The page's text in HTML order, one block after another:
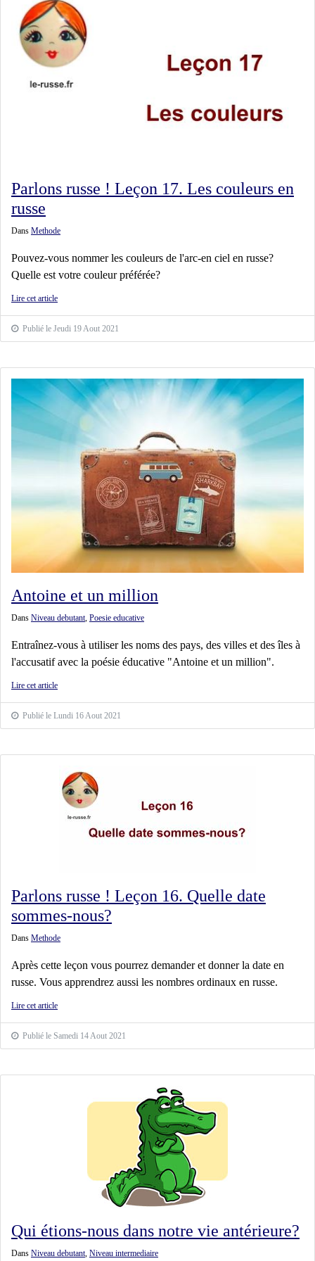
Parlons russe ! Leçon 17. Les couleurs en
russe
Dans Methode
Pouvez-vous nommer les couleurs de l'arc-en ciel en russe?
Quelle est votre couleur préférée?
Lire cet article
Publié le Jeudi 19 Aout 2021
Antoine et un million
Dans Niveau debutant, Poesie educative
Entraînez-vous à utiliser les noms des pays, des villes et des îles à
l'accusatif avec la poésie éducative "Antoine et un million".
Lire cet article
Publié le Lundi 16 Aout 2021
Parlons russe ! Leçon 16. Quelle date
sommes-nous?
Dans Methode
Après cette leçon vous pourrez demander et donner la date en
russe. Vous apprendrez aussi les nombres ordinaux en russe.
Lire cet article
Publié le Samedi 14 Aout 2021
Qui étions-nous dans notre vie antérieure?
Dans Niveau debutant, Niveau intermediaire